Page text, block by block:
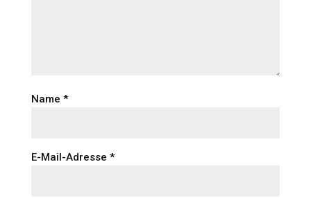
Name *
E-Mail-Adresse *